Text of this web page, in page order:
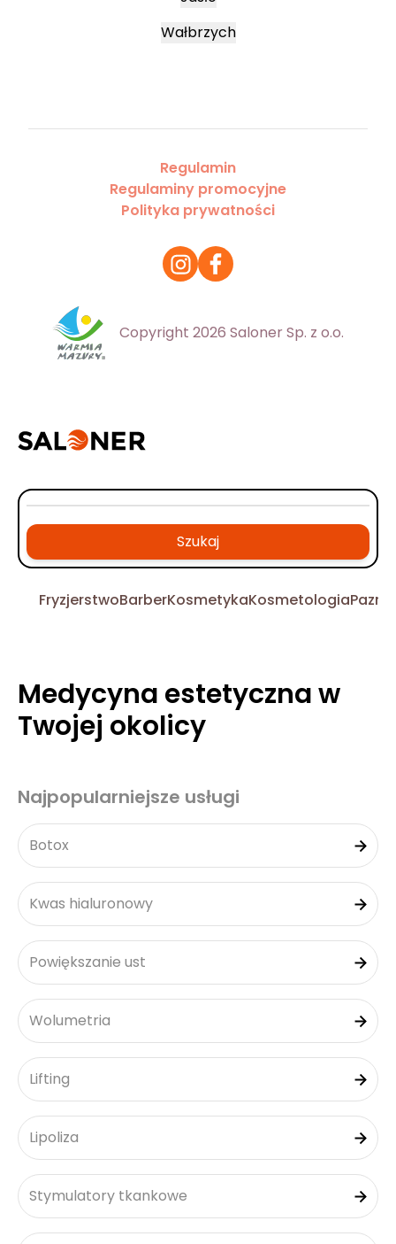
Wałbrzych
Regulamin
Regulaminy promocyjne
Polityka prywatności
Copyright 2026 Saloner Sp. z o.o.
Szukaj
FryzjerstwoBarberKosmetykaKosmetologia
Medycyna estetyczna w
Twojej okolicy
Najpopularniejsze usługi
Botox
Kwas hialuronowy
Powiększanie ust
Wolumetria
Lifting
Lipoliza
Stymulatory tkankowe